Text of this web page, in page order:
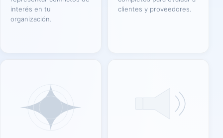
interés en tu
organización.
clientes y proveedores.